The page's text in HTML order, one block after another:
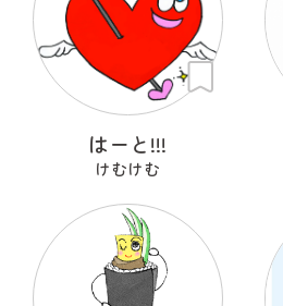
はーと!!!
けむけむ